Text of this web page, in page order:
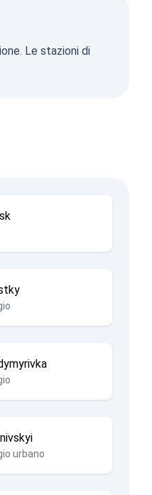
Le stazioni di
urbano